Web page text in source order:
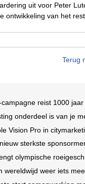
uit voor Peter
ontwikkeling van het
Terug
reist 1000
onderdeel is van je
Vision Pro in
sterkste
olympische
wereldwijd weer iets